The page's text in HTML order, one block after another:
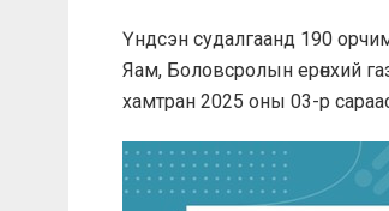
Үндсэн судалгаанд 190
Яам, Боловсролын ерөнхий
хамтран 2025 оны 03-р